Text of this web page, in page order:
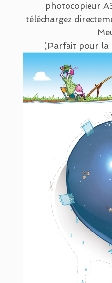
photocopieur
téléchargez
(Parfait pour la